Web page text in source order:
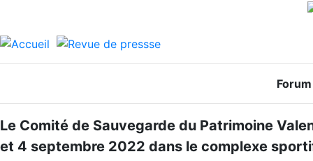
Le Comité de Sauvegarde du Patrimoine
et 4 septembre 2022 dans le complexe